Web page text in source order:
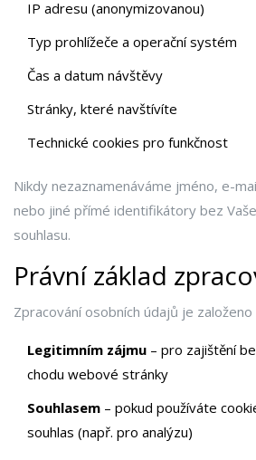
IP adresu (anonymizovanou)
Typ prohlížeče a operační systém
Čas a datum návštěvy
Stránky, které navštívíte
Technické cookies pro funkčnost
Nikdy nezaznamenáváme jméno, e-
nebo jiné přímé identifikátory bez
souhlasu.
Právní základ
Zpracování osobních údajů je založeno
Legitimním zájmu – pro zajištění
chodu webové stránky
Souhlasem – pokud používáte
souhlas (např. pro analýzu)